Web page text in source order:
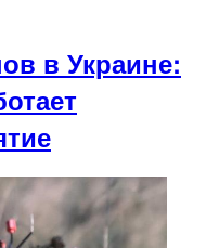
в Украине: